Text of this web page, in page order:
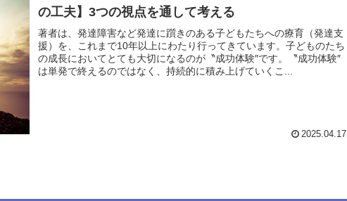
の工夫】3つの視点を通して考える
著者は、発達障害など発達に躓きのある子どもたちへの療育（発達支
援）を、これまで10年以上にわたり行ってきています。子どものたち
の成長においてとても大切になるのが〝成功体験″です。〝成功体験″
は単発で終えるのではなく、持続的に積み上げていくこ...
2025.04.17